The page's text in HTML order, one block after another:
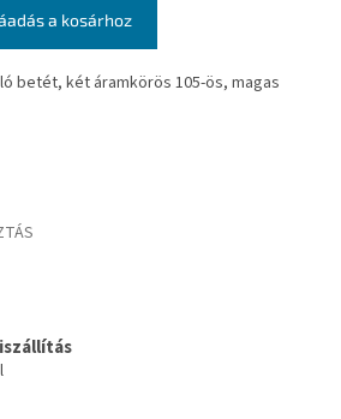
a kosárhoz
betét, két áramkörös 105-ös, magas